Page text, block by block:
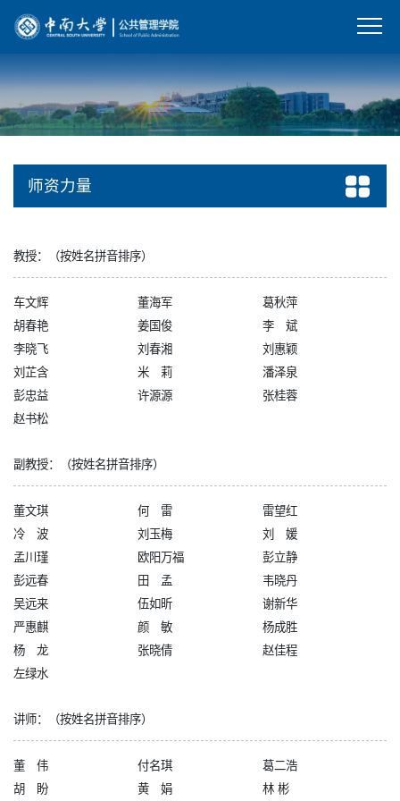
师资力量
教授：（按姓名拼音排序）
车文辉 董海军
葛秋萍
胡春艳
姜国俊
李 斌
李晓飞
刘春湘
刘惠颖
刘芷含
米 莉
潘泽泉
彭忠益
许源源
张桂蓉
赵书松
副教授：（按姓名拼音排序）
董文琪 何 雷
雷望红
冷 波
刘玉梅
刘 媛
孟川瑾
欧阳万福
彭立静
彭远春
田 孟
韦晓丹
吴远来
伍如昕
谢新华
严惠麒
颜 敏
杨成胜
杨 龙
张晓倩
赵佳程
左绿水
讲师：（按姓名拼音排序）
董 伟 付名琪
葛二浩
胡 盼
黄 娟 林 彬